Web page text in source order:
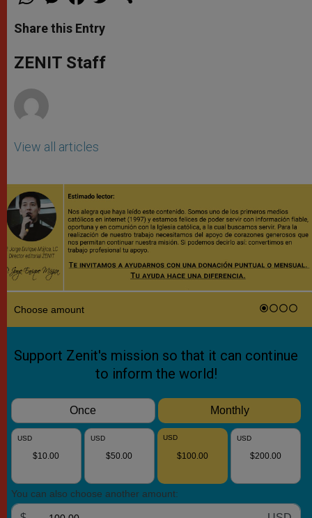
t
s
p
p
s
e
g
e
e
b
o
k
Share this Entry
ZENIT Staff
View all articles